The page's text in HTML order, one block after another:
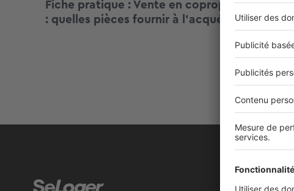
Fiche pratique : Vente en copropriété
: quelles pièces fournir à l’acquéreur ?